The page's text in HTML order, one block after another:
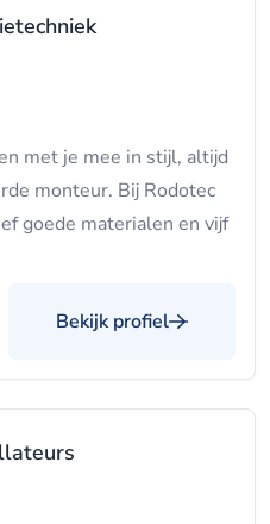
met je mee in stijl, altijd
monteur. Bij Rodotec
goede materialen en vijf
Bekijk profiel